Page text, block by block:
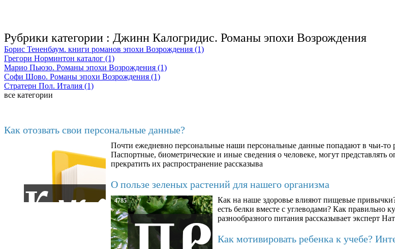
Рубрики категории : Джинн Калогридис. Романы эпохи Возрождения
Борис Тененбаум. книги романов эпохи Возрождения (1)
Грегори Норминтон каталог (1)
Марио Пьюзо. Романы эпохи Возрождения (1)
Софи Шово. Романы эпохи Возрождения (1)
Стратерн Пол. Италия (1)
все категории
Как отозвать свои персональные данные?
Почти ежедневно персональные наши персональные данные попадают в чьи-то
Паспортные, биометрические и иные сведения о человеке, могут представлять
прекратить их распространение рассказыва
О пользе зеленых растений для нашего организма
4785
Как на наше здоровье влияют пищевые
есть белки вместе с углеводами? Как правильно
разнообразного питания рассказывает эксперт
Как мотивировать ребенка к учебе?